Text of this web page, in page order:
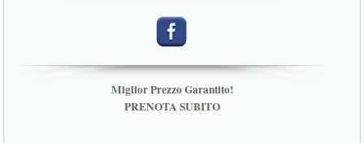
Miglior Prezzo Garantito!
PRENOTA SUBITO